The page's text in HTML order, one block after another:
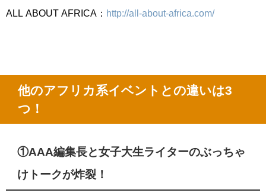
ALL ABOUT AFRICA ： http://all-about-africa.com/
他のアフリカ系イベントとの違いは3
つ！
①AAA編集長と女子大生ライターのぶっちゃ
けトークが炸裂！